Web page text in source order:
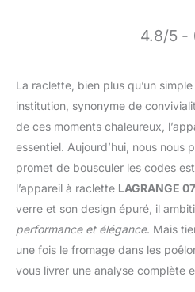
4.8/5 -
La raclette, bien plus qu’un
institution, synonyme de
de ces moments chaleureux,
essentiel. Aujourd’hui, nous nous
promet de bousculer les codes
l’appareil à raclette LAGRANGE
verre et son design épuré, il
performance et élégance. Mais
une fois le fromage dans les
vous livrer une analyse complète